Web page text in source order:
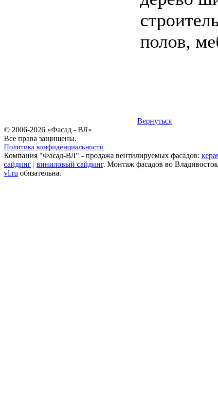
полов,
Вернуться
© 2006-2026 «Фасад - ВЛ»
Все права защищены.
Политика конфиденциальности
Компания "Фасад-ВЛ" - продажа вентилируемых фасадов:
сайдинг | виниловый сайдинг. Монтаж фасадов во
vl.ru обязательна.